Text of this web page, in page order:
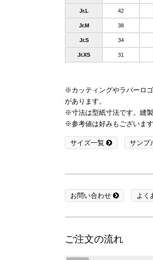
Jr.L 42
Jr.M 38
Jr.S 34
Jr.XS 31
※カッティングやラバーロ
があります。
※寸法は型紙寸法です。縫
※参考値は好みもございま
サイズ一覧 サンプ
お問い合わせ よく
ご注文の流れ